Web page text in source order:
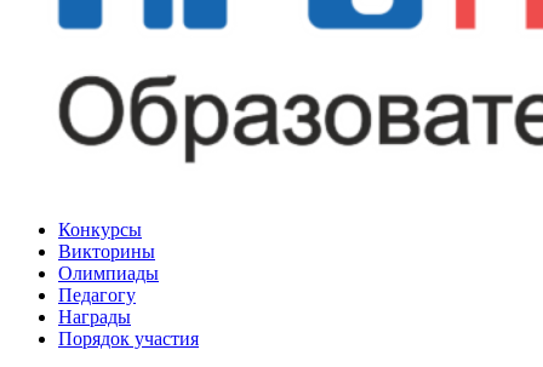
Конкурсы
Викторины
Олимпиады
Педагогу
Награды
Порядок участия